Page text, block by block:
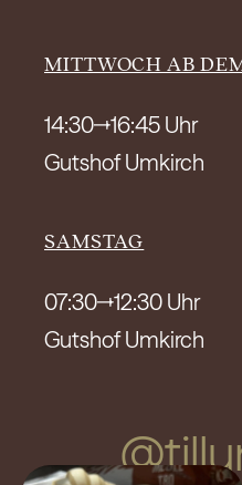
MITTWOCH AB
14:30 16:45 Uhr
Gutshof Umkirch
SAMSTAG
07:30 12:30 Uhr
Gutshof Umkirch